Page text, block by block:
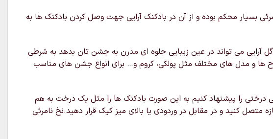
بسیار محکم بوده و از آن در بادکنک آرایی جهت وصل کردن بادکنک ها به
آرایی می تواند در عین زیبایی جلوه ای مدرن به جشن تان بدهد به شرطی
ها و مدل های مختلف مثل پولکی، کروم و… برای انواع جشن های مناسب
درختی را پیشنهاد کنیم به این صورت بادکنک ها را مثل یک درخت به هم
کنید و در مقابل در وردودی یا بالای میز کیک قرار دهید.نخ نامرئی